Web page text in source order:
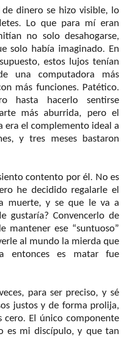
de dinero se hizo visible, lo
Lo que para mí eran
no solo desahogarse,
solo había imaginado. En
estos lujos tenían
una computadora más
más funciones. Patético.
hasta hacerlo sentirse
más aburrida, pero el
era el complemento ideal a
y tres meses bastaron
contento por él. No es
he decidido regalarle el
muerte, y se que le va a
gustaría? Convencerlo de
mantener ese “suntuoso”
al mundo la mierda que
entonces es matar fue
para ser preciso, y sé
justos y de forma prolija,
cero. El único componente
es mi discípulo, y que tan